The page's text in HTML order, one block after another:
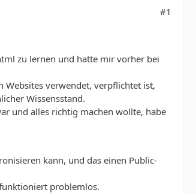
#1
zu lernen und hatte mir vorher bei
Websites verwendet, verpflichtet ist,
Wissensstand.
und alles richtig machen wollte, habe
kann, und das einen Public-
problemlos.